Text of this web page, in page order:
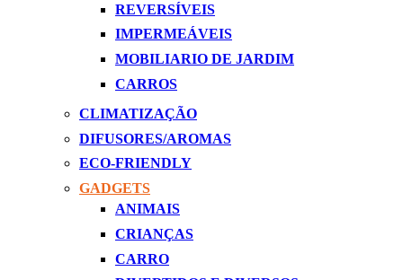
REVERSÍVEIS
IMPERMEÁVEIS
MOBILIARIO DE JARDIM
CARROS
CLIMATIZAÇÃO
DIFUSORES/AROMAS
ECO-FRIENDLY
GADGETS
ANIMAIS
CRIANÇAS
CARRO